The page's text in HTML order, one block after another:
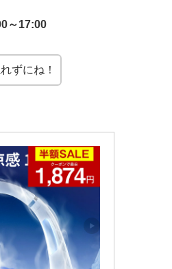
～17:00
ずにね！